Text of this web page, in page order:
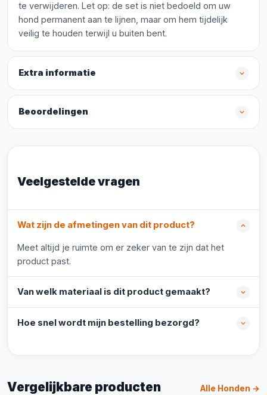
te verwijderen. Let op: de set is niet bedoeld om uw
hond permanent aan te lijnen, maar om hem tijdelijk
veilig te houden terwijl u buiten bent.
Extra informatie
Beoordelingen
Veelgestelde vragen
Wat zijn de afmetingen van dit product?
Meet altijd je ruimte om er zeker van te zijn dat het
product past.
Van welk materiaal is dit product gemaakt?
Hoe snel wordt mijn bestelling bezorgd?
Vergelijkbare producten Alle Honden →